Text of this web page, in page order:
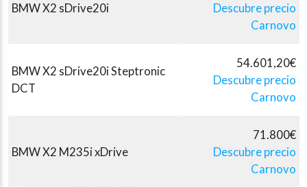
BMW X2 sDrive20i
Descubre precio
Carnovo
BMW X2 sDrive20i Steptronic
DCT
54.601,20€
Descubre precio
Carnovo
BMW X2 M235i xDrive
71.800€
Descubre precio
Carnovo